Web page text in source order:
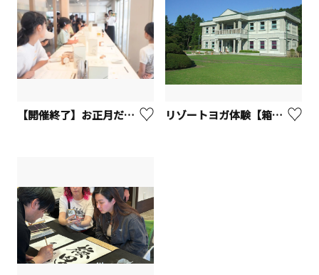
【開催終了】お正月だよ！鎌倉で学ぶ蝶矢おしごと体験【鎌倉市】 リゾートヨガ体験【箱根町】